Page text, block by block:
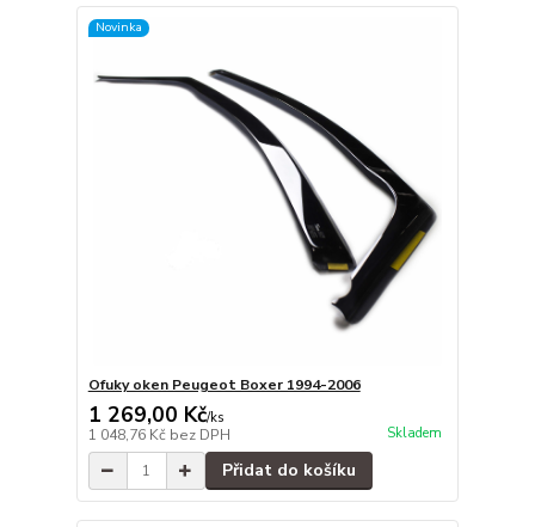
Novinka
Ofuky oken Peugeot Boxer 1994-2006
1 269,00 Kč/ks
1 048,76 Kč bez DPH Skladem
Přidat do košíku